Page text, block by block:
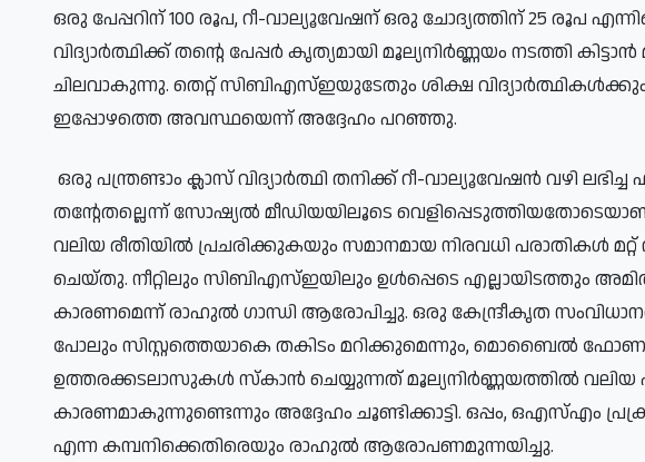
ഒരു പേപ്പറിന് 100 രൂപ, റീ-വാല്യൂവേഷന് ഒരു ചോദ്യത്തിന് 25 രൂപ
വിദ്യാർത്ഥിക്ക് തന്റെ പേപ്പർ കൃത്യമായി മൂല്യനിർണ്ണയം നടത്തി
ചിലവാകുന്നു. തെറ്റ് സിബിഎസ്ഇയുടേതും ശിക്ഷ
ഇപ്പോഴത്തെ അവസ്ഥയെന്ന് അദ്ദേഹം പറഞ്ഞു.
ഒരു പന്ത്രണ്ടാം ക്ലാസ് വിദ്യാർത്ഥി തനിക്ക് റീ-വാല്യൂവേഷൻ വഴി
തന്റേതല്ലെന്ന് സോഷ്യൽ മീഡിയയിലൂടെ
വലിയ രീതിയിൽ പ്രചരിക്കുകയും സമാനമായ നിരവധി പരാതികൾ
ചെയ്തു. നീറ്റിലും സിബിഎസ്ഇയിലും ഉൾപ്പെടെ എല്ലായിടത്തും
കാരണമെന്ന് രാഹുൽ ഗാന്ധി ആരോപിച്ചു. ഒരു കേന്ദ്രീകൃത
പോലും സിസ്റ്റത്തെയാകെ തകിടം മറിക്കുമെന്നും, മൊബൈൽ
ഉത്തരക്കടലാസുകൾ സ്കാൻ ചെയ്യുന്നത് മൂല്യനിർണ്ണയത്തിൽ
കാരണമാകുന്നുണ്ടെന്നും അദ്ദേഹം ചൂണ്ടിക്കാട്ടി. ഒപ്പം, ഒഎസ്എം
എന്ന കമ്പനിക്കെതിരെയും രാഹുൽ ആരോപണമുന്നയിച്ചു.